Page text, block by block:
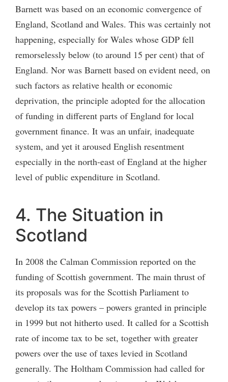
Barnett was based on an economic convergence of
England, Scotland and Wales. This was certainly not
happening, especially for Wales whose GDP fell
remorselessly below (to around 15 per cent) that of
England. Nor was Barnett based on evident need, on
such factors as relative health or economic
deprivation, the principle adopted for the allocation
of funding in different parts of England for local
government finance. It was an unfair, inadequate
system, and yet it aroused English resentment
especially in the north-east of England at the higher
level of public expenditure in Scotland.
4. The Situation in
Scotland
In 2008 the Calman Commission reported on the
funding of Scottish government. The main thrust of
its proposals was for the Scottish Parliament to
develop its tax powers – powers granted in principle
in 1999 but not hitherto used. It called for a Scottish
rate of income tax to be set, together with greater
powers over the use of taxes levied in Scotland
generally. The Holtham Commission had called for